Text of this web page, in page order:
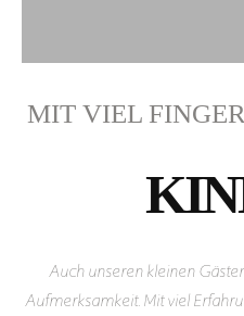
MIT VIEL
Auch unseren kleinen
Aufmerksamkeit. Mit viel